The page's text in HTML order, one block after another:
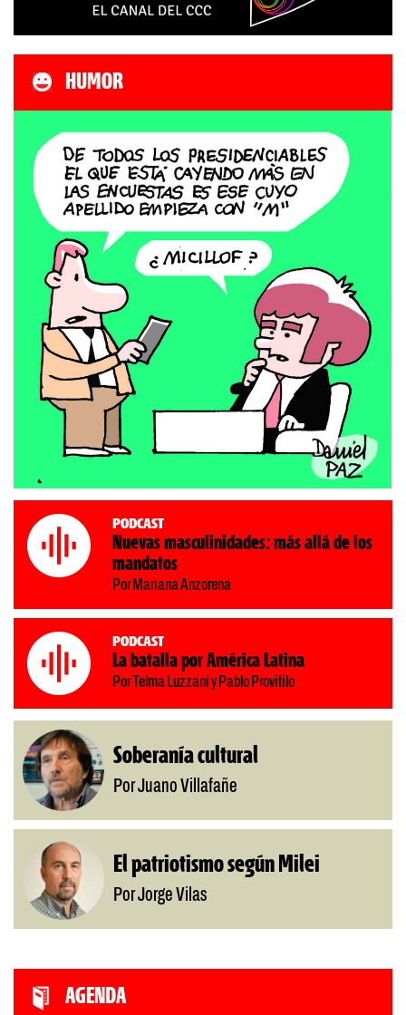
HUMOR
Podcast
Nuevas masculinidades: más allá de los
mandatos
Por Mariana Anzorena
Podcast
La batalla por América Latina
Por Telma Luzzani y Pablo Provitilo
Soberanía cultural
Por Juano Villafañe
El patriotismo según Milei
Por Jorge Vilas
AGENDA